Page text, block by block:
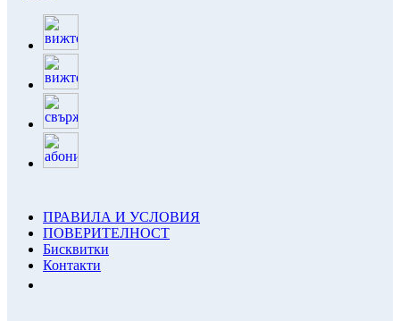
ПРАВИЛА И УСЛОВИЯ
ПОВЕРИТЕЛНОСТ
Бисквитки
Контакти